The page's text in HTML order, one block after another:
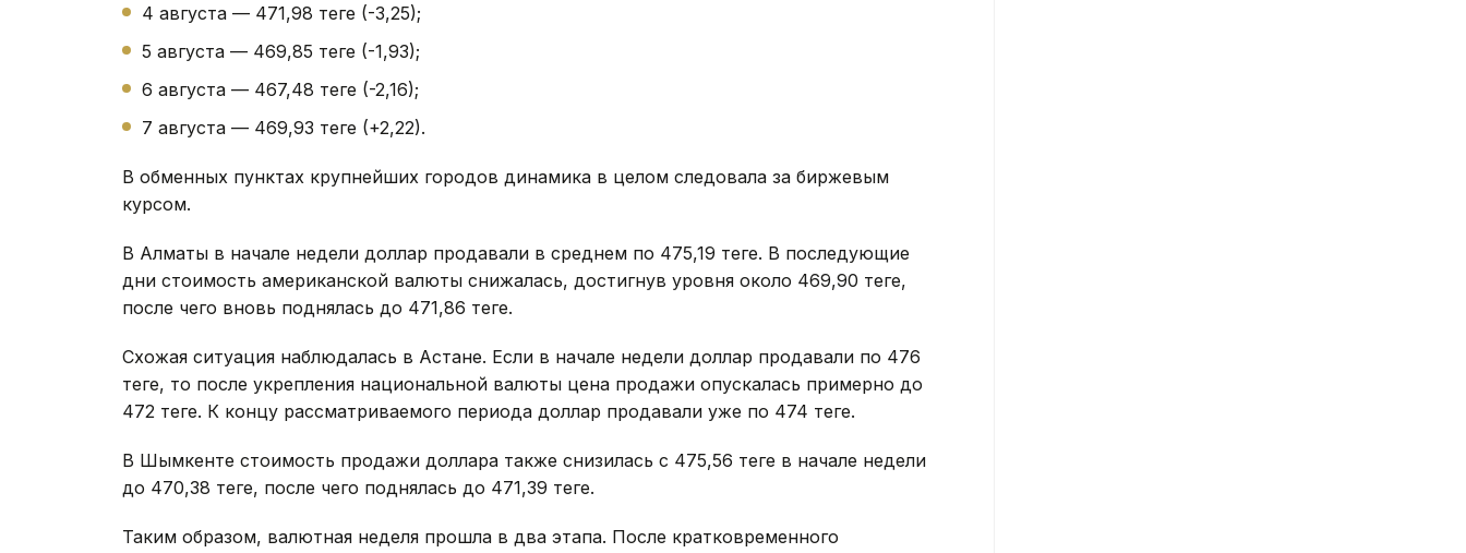
4 августа — 471,98 теңге (-3,25);
5 августа — 469,85 теңге (-1,93);
6 августа — 467,48 теңге (-2,16);
7 августа — 469,93 теңге (+2,22).
В обменных пунктах крупнейших городов динамика в целом следовала за биржевым
курсом.
В Алматы в начале недели доллар продавали в среднем по 475,19 теңге. В последующие
дни стоимость американской валюты снижалась, достигнув уровня около 469,90 теңге,
после чего вновь поднялась до 471,86 теңге.
Схожая ситуация наблюдалась в Астане. Если в начале недели доллар продавали по 476
теңге, то после укрепления национальной валюты цена продажи опускалась примерно до
472 теңге. К концу рассматриваемого периода доллар продавали уже по 474 теңге.
В Шымкенте стоимость продажи доллара также снизилась с 475,56 теңге в начале недели
до 470,38 теңге, после чего поднялась до 471,39 теңге.
Таким образом, валютная неделя прошла в два этапа. После кратковременного